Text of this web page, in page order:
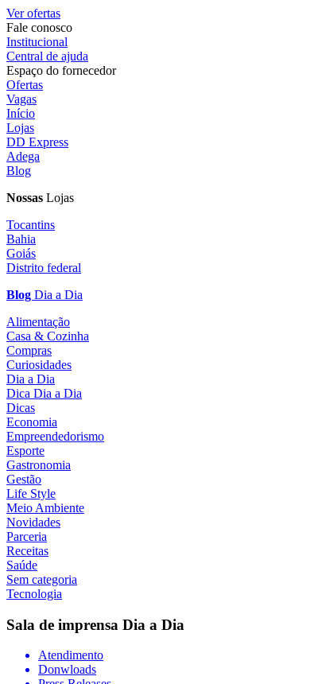
Ver ofertas
Fale conosco
Institucional
Central de ajuda
Espaço do fornecedor
Ofertas
Vagas
Início
Lojas
DD Express
Adega
Blog
Nossas Lojas
Tocantins
Bahia
Goiás
Distrito federal
Blog Dia a Dia
Alimentação
Casa & Cozinha
Compras
Curiosidades
Dia a Dia
Dica Dia a Dia
Dicas
Economia
Empreendedorismo
Esporte
Gastronomia
Gestão
Life Style
Meio Ambiente
Novidades
Parceria
Receitas
Saúde
Sem categoria
Tecnologia
Sala de imprensa Dia a Dia
Atendimento
Donwloads